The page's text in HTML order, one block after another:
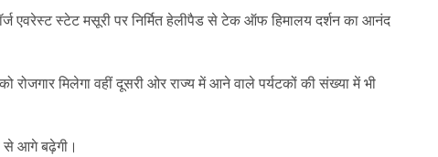
एवरेस्ट स्टेट मसूरी पर निर्मित हेलीपैड से टेक ऑफ हिमालय दर्शन का आनंद
रोजगार मिलेगा वहीं दूसरी ओर राज्य में आने वाले पर्यटकों की संख्या में भी
से आगे बढ़ेगी।